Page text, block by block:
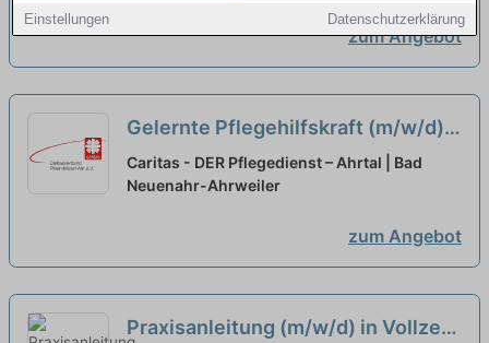
Einstellungen Datenschutzerklärung
zum Angebot
Gelernte Pflegehilfskraft (m/w/d)
in Teilzeit (ab 50%) oder Vollzeit –
Dein neuer Arbeitsplatz in einem
Caritas - DER Pflegedienst – Ahrtal | Bad
Neuenahr-Ahrweiler
zum Angebot
Praxisanleitung (m/w/d) in Vollzeit